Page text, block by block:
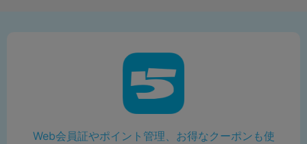
Web会員証やポイント管理、お得なクーポンも使